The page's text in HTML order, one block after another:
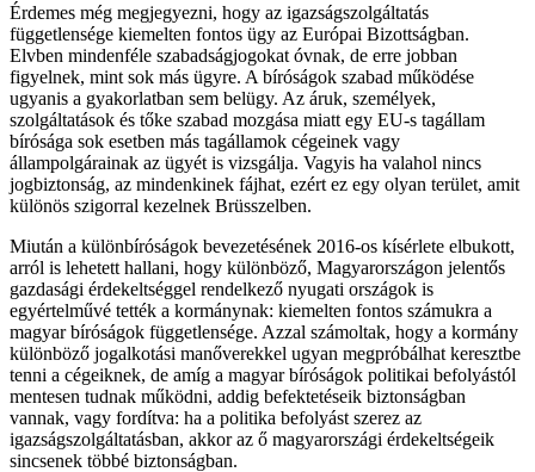
Érdemes még megjegyezni, hogy az igazságszolgáltatás
függetlensége kiemelten fontos ügy az Európai Bizottságban.
Elvben mindenféle szabadságjogokat óvnak, de erre jobban
figyelnek, mint sok más ügyre. A bíróságok szabad működése
ugyanis a gyakorlatban sem belügy. Az áruk, személyek,
szolgáltatások és tőke szabad mozgása miatt egy EU-s tagállam
bírósága sok esetben más tagállamok cégeinek vagy
állampolgárainak az ügyét is vizsgálja. Vagyis ha valahol nincs
jogbiztonság, az mindenkinek fájhat, ezért ez egy olyan terület, amit
különös szigorral kezelnek Brüsszelben.
Miután a különbíróságok bevezetésének 2016-os kísérlete elbukott,
arról is lehetett hallani, hogy különböző, Magyarországon jelentős
gazdasági érdekeltséggel rendelkező nyugati országok is
egyértelművé tették a kormánynak: kiemelten fontos számukra a
magyar bíróságok függetlensége. Azzal számoltak, hogy a kormány
különböző jogalkotási manőverekkel ugyan megpróbálhat keresztbe
tenni a cégeiknek, de amíg a magyar bíróságok politikai befolyástól
mentesen tudnak működni, addig befektetéseik biztonságban
vannak, vagy fordítva: ha a politika befolyást szerez az
igazságszolgáltatásban, akkor az ő magyarországi érdekeltségeik
sincsenek többé biztonságban.